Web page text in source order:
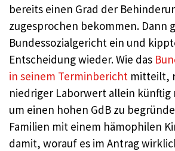
bereits einen Grad der
zugesprochen bekommen. Dann
Bundessozialgericht ein und
Entscheidung wieder. Wie das
in seinem Terminbericht mitteilt,
niedriger Laborwert allein künftig
um einen hohen GdB zu
Familien mit einem hämophilen
damit, worauf es im Antrag